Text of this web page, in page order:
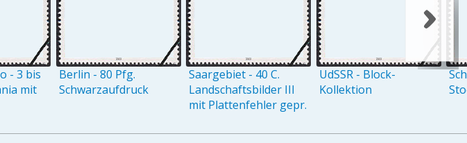
- 3 bis
mit
Berlin - 80 Pfg.
Schwarzaufdruck
Saargebiet - 40 C.
Landschaftsbilder III
mit Plattenfehler gepr.
UdSSR - Block-
Kollektion